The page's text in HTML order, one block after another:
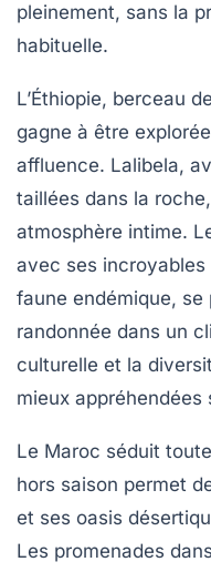
pleinement, sans la
habituelle.
L’Éthiopie, berceau
gagne à être
affluence. Lalibela,
taillées dans la
atmosphère intime.
avec ses
faune endémique,
randonnée dans un
culturelle et la
mieux appréhendées
Le Maroc séduit
hors saison permet
et ses oasis
Les promenades